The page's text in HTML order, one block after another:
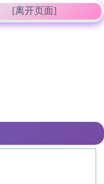
[离开页面]